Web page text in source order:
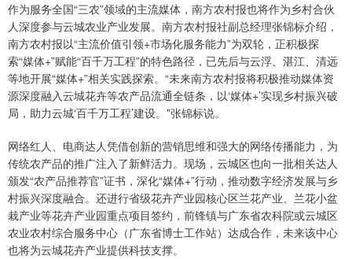
作为服务全国“三农”领域的主流媒体，南方农村报也将作为乡村合伙
人深度参与云城农业产业发展。南方农村报社副总经理张锦标介绍，
南方农村报以“主流价值引领+市场化服务能力”为双轮，正积极探
索“媒体+”赋能“百千万工程”的特色路径，已先后与云浮、湛江、清远
等地开展“媒体+”相关实践探索。“未来南方农村报将积极推动媒体资
源深度融入云城花卉等农产品流通全链条，以‘媒体+’实现乡村振兴破
局，助力云城‘百千万工程’建设。”张锦标说。
网络红人、电商达人凭借创新的营销思维和强大的网络传播能力，为
传统农产品的推广注入了新鲜活力。现场，云城区也向一批相关达人
颁发“农产品推荐官”证书，深化“媒体+”行动，推动数字经济发展与乡
村振兴深度融合。还进行省级花卉产业园核心区兰花产业、兰花小盆
栽产业等花卉产业园重点项目签约，前锋镇与广东省农科院或云城区
农业农村综合服务中心（广东省博士工作站）达成合作，未来该中心
也将为云城花卉产业提供科技支撑。